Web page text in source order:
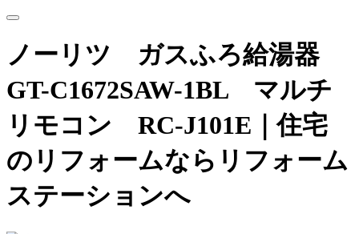
ノーリツ ガスふろ給湯器
GT-C1672SAW-1BL マルチ
リモコン RC-J101E｜住宅
のリフォームならリフォーム
ステーションへ